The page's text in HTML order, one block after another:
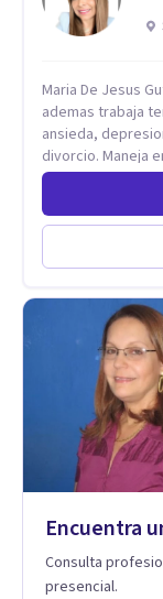
Maria De Jesus Gutierrez Psicologa
ademas trabaja
ansieda, depresion,
divorcio. Maneja
de experiencia,
diferntes areas
Encuentra
Consulta
presencial.